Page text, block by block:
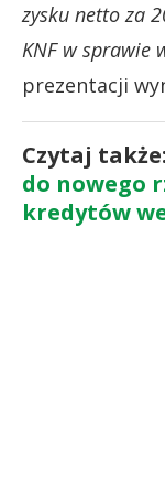
zysku netto za
KNF w sprawie
prezentacji
Czytaj także:
do nowego
kredytów